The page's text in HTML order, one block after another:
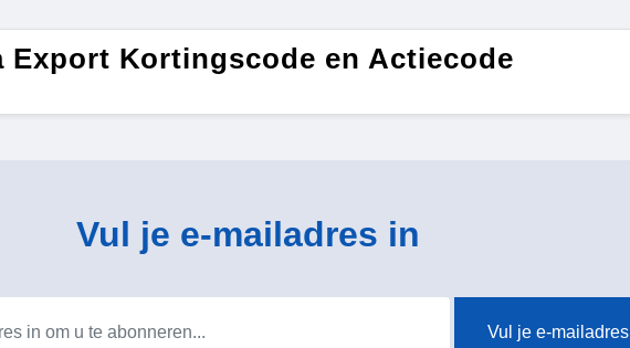
Export Kortingscode en Actiecode
Vul je e-mailadres in
Vul je e-mailadres